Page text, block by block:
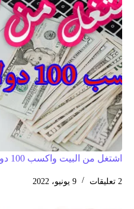
اشتغل من البيت واكسب 100 دولار بالأسبوع
2 تعليقات 9 يونيو، 2022